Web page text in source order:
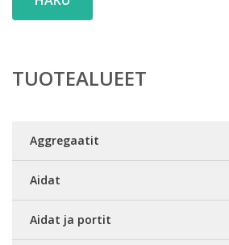
TUOTEALUEET
Aggregaatit
Aidat
Aidat ja portit